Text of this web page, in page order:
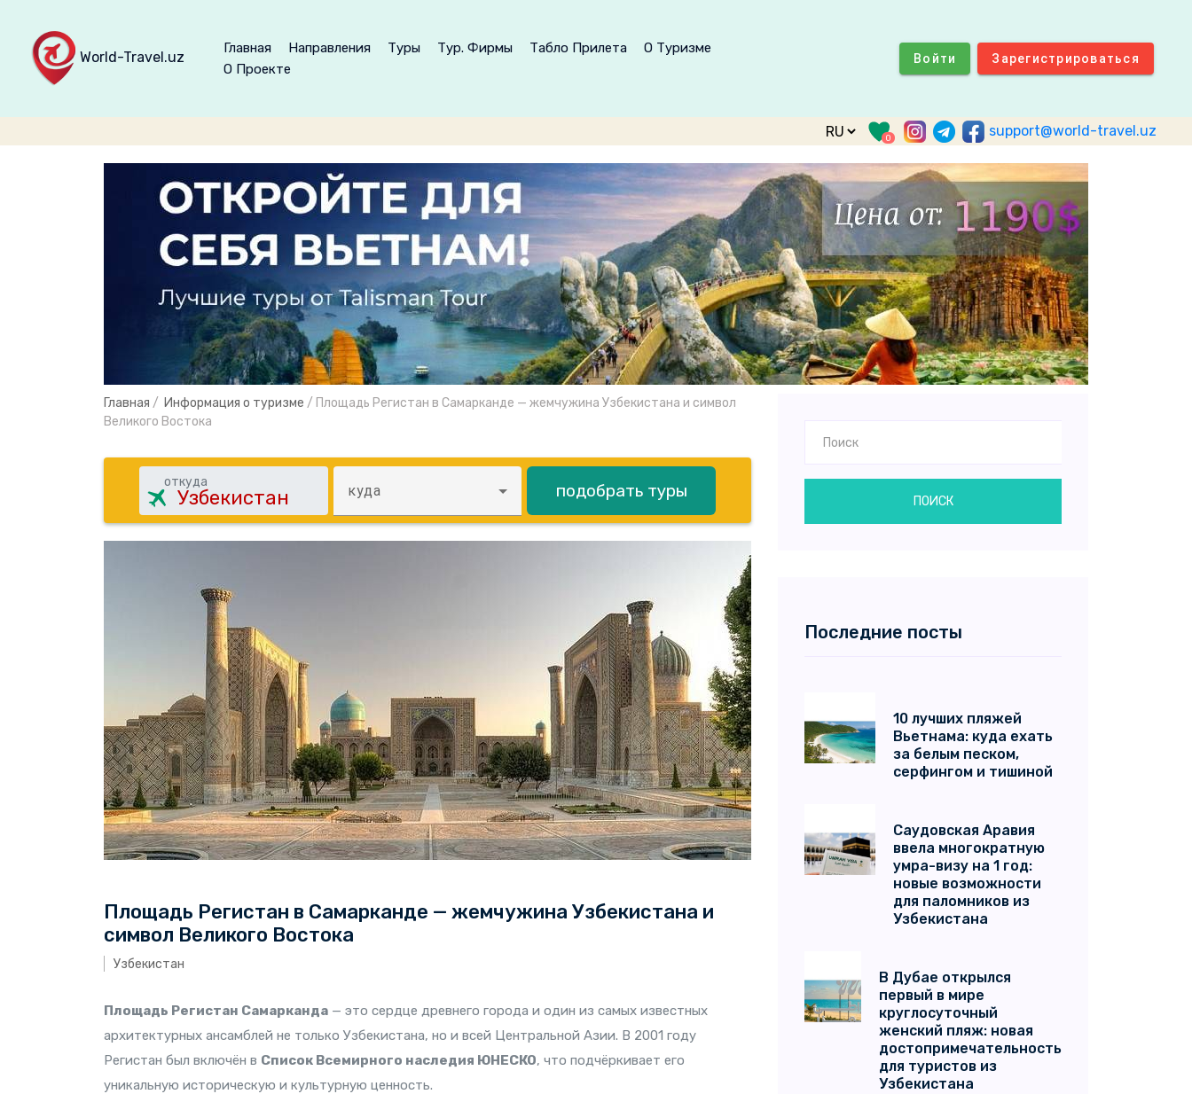
World-Travel.uz
Главная Направления Туры Тур. Фирмы Табло Прилета
О Туризме
О Проекте
Войти Зарегистрироваться
0 support@world-travel.uz
Главная / Информация о туризме / Площадь Регистан в Самарканде — жемчужина Узбекистана и символ
Великого Востока
откуда
куда подобрать туры
Площадь Регистан в Самарканде — жемчужина Узбекистана и
символ Великого Востока
Узбекистан
Площадь Регистан Самарканда — это сердце древнего города и один из самых известных
архитектурных ансамблей не только Узбекистана, но и всей Центральной Азии. В 2001 году
Регистан был включён в Список Всемирного наследия ЮНЕСКО, что подчёркивает его
уникальную историческую и культурную ценность.
ПОИСК
Последние посты
10 лучших пляжей
Вьетнама: куда ехать
за белым песком,
серфингом и тишиной
Саудовская Аравия
ввела многократную
умра-визу на 1 год:
новые возможности
для паломников из
Узбекистана
В Дубае открылся
первый в мире
круглосуточный
женский пляж: новая
достопримечательность
для туристов из
Узбекистана